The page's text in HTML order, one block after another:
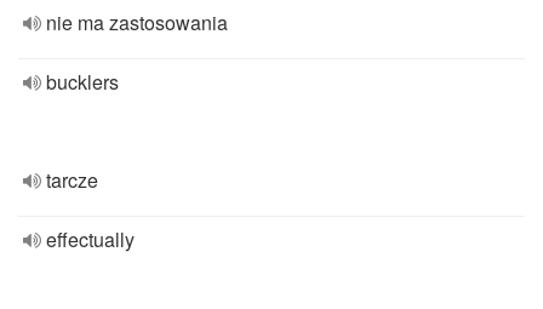
nie ma zastosowania
bucklers
tarcze
effectually